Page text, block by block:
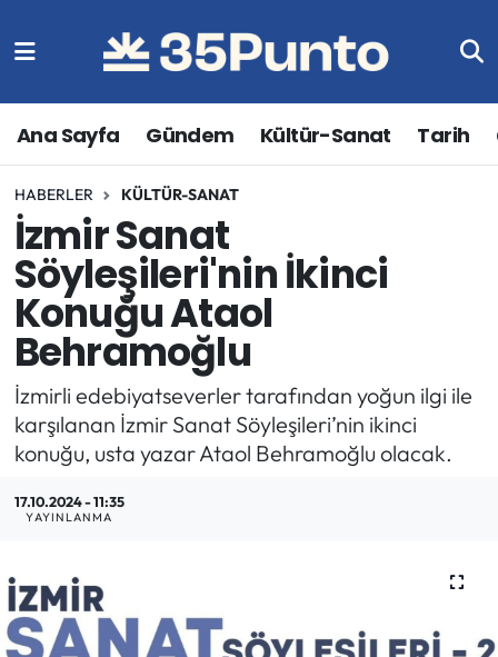
Ana Sayfa Gündem Kültür-Sanat Tarih
HABERLER KÜLTÜR-SANAT
İzmir Sanat
Söyleşileri'nin İkinci
Konuğu Ataol
Behramoğlu
İzmirli edebiyatseverler tarafından yoğun ilgi ile
karşılanan İzmir Sanat Söyleşileri’nin ikinci
konuğu, usta yazar Ataol Behramoğlu olacak.
17.10.2024 - 11:35
YAYINLANMA